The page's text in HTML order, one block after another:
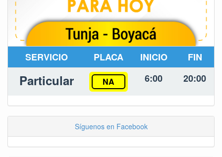
SERVICIO PLACA INICIO FIN
Particular NA 6:00 20:00
Síguenos en Facebook